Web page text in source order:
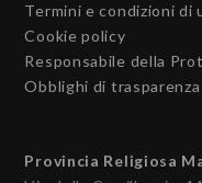
Termini e condizioni di
Cookie policy
Responsabile della
Obblighi di trasparenza
Provincia Religiosa